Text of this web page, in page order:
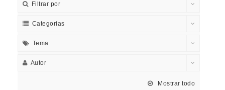
Filtrar por
Categorias
Tema
Autor
Mostrar todo